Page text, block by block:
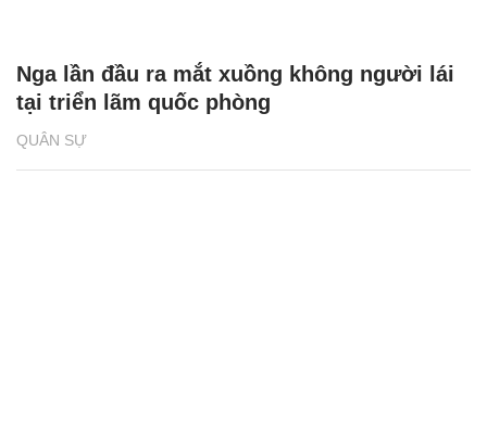
QUÂN SỰ
Nga lần đầu ra mắt xuồng không người lái
tại triển lãm quốc phòng